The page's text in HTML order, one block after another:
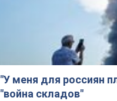
"У меня для россиян
"война складов"